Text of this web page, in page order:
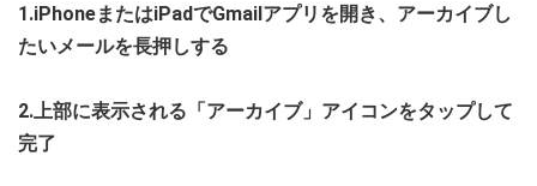
1.iPhoneまたはiPadでGmailアプリを開き、アーカイブし
たいメールを長押しする
2.上部に表示される「アーカイブ」アイコンをタップして
完了